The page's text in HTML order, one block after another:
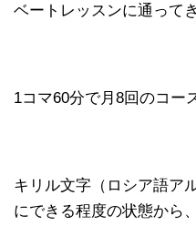
ベートレッスンに通って
1コマ60分で月8回のコー
キリル文字（ロシア語ア
にできる程度の状態から